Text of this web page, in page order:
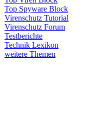
Top Spyware Block
Virenschutz Tutorial
Virenschutz Forum
Testberichte
Technik Lexikon
weitere Themen